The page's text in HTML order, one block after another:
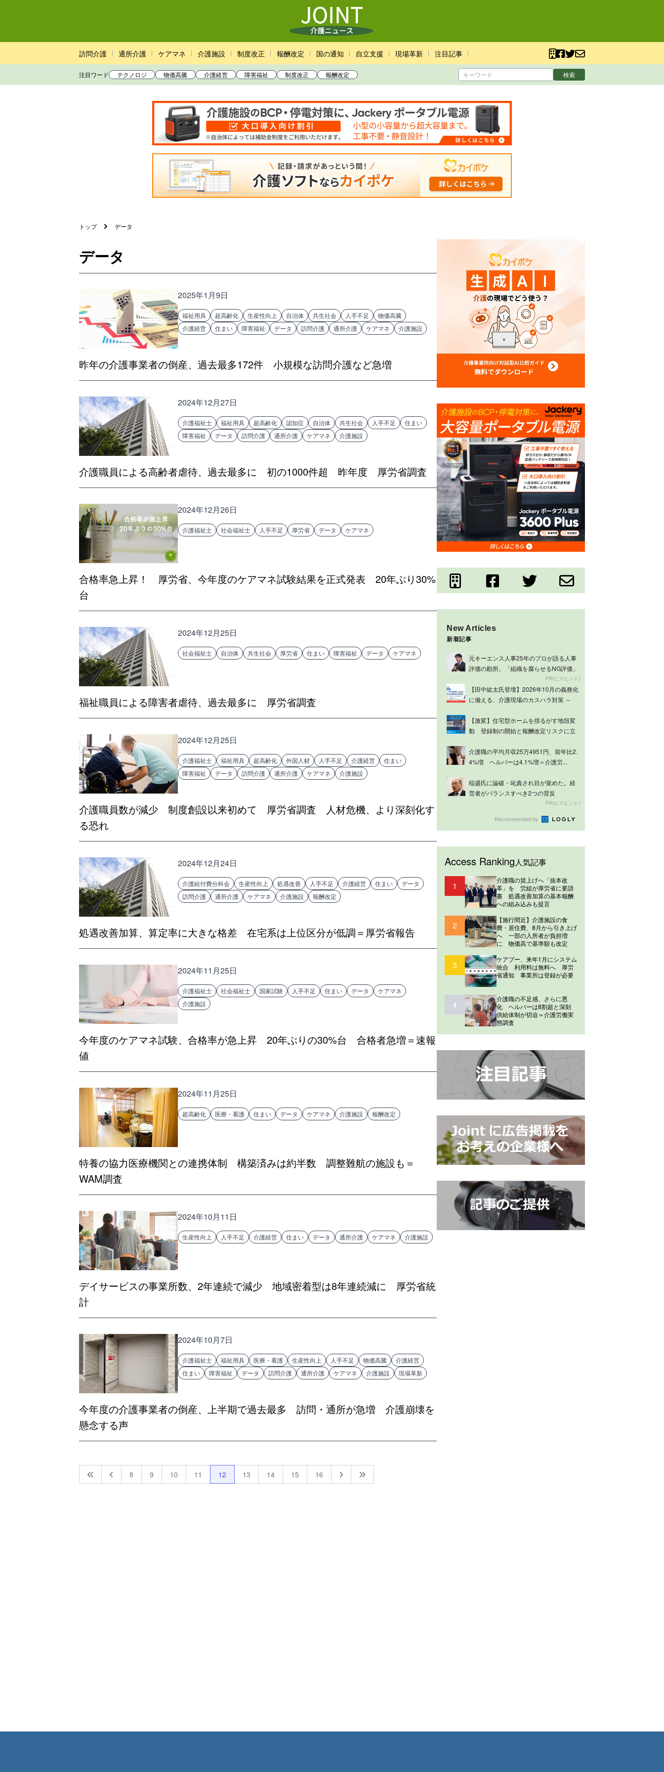
訪問介護 通所介護 ケアマネ 介護施設 制度改正 報酬改定 国の通知 自立支援 現場革新 注目記事
注目ワード テクノロジ 物価高騰 介護経営 障害福祉 制度改正 報酬改定 検索
トップ データ
データ
2025年1月9日
福祉用具 超高齢化 生産性向上 自治体 共生社会 人手不足
物価高騰
介護経営
住まい 障害福祉 データ 訪問介護 通所介護 ケアマネ 介護施設
昨年の介護事業者の倒産、過去最多172件 小規模な訪問介護など急増
2024年12月27日
介護福祉士 福祉用具 超高齢化 認知症 自治体 共生社会 人手不足
住まい
障害福祉
データ 訪問介護 通所介護 ケアマネ 介護施設
介護職員による高齢者虐待、過去最多に 初の1000件超 昨年度 厚労省調査
2024年12月26日
介護福祉士 社会福祉士 人手不足 厚労省 データ ケアマネ
合格率急上昇！ 厚労省、今年度のケアマネ試験結果を正式発表 20年ぶり30%
台
2024年12月25日
社会福祉士 自治体 共生社会 厚労省 住まい 障害福祉 データ ケアマネ
福祉職員による障害者虐待、過去最多に 厚労省調査
2024年12月25日
介護福祉士 福祉用具 超高齢化 外国人材 人手不足 介護経営
住まい
障害福祉
データ 訪問介護 通所介護 ケアマネ 介護施設
介護職員数が減少 制度創設以来初めて 厚労省調査 人材危機、より深刻化す
る恐れ
2024年12月24日
介護給付費分科会 生産性向上 処遇改善 人手不足 介護経営 住まい
データ
訪問介護
通所介護 ケアマネ 介護施設 報酬改定
処遇改善加算、算定率に大きな格差 在宅系は上位区分が低調＝厚労省報告
2024年11月25日
介護福祉士 社会福祉士 国家試験 人手不足 住まい データ
ケアマネ
介護施設
今年度のケアマネ試験、合格率が急上昇 20年ぶりの30%台 合格者急増＝速報
値
2024年11月25日
超高齢化 医療・看護 住まい データ ケアマネ 介護施設 報酬改定
特養の協力医療機関との連携体制 構築済みは約半数 調整難航の施設も＝
WAM調査
2024年10月11日
生産性向上 人手不足 介護経営 住まい データ 通所介護 ケアマネ 介護施設
デイサービスの事業所数、2年連続で減少 地域密着型は8年連続減に 厚労省統
計
2024年10月7日
介護福祉士 福祉用具 医療・看護 生産性向上 人手不足 物価高騰
介護経営
住まい
障害福祉 データ 訪問介護 通所介護 ケアマネ 介護施設 現場革新
今年度の介護事業者の倒産、上半期で過去最多 訪問・通所が急増 介護崩壊を
懸念する声
8 9 10 11 12 13 14 15 16
New Articles
新着記事
元キーエンス人事25年のプロが語る人事
評価の勘所。「組織を腐らせるNG評価」
PR(ビズヒント)
【田中紘太氏登壇】2026年10月の義務化
に備える、介護現場のカスハラ対策 ～
【激変】住宅型ホームを揺るがす地殻変
動 登録制の開始と報酬改定リスクに立
介護職の平均月収25万4951円、前年比2.
4%増 ヘルパーは4.1%増＝介護労...
稲盛氏に論破・叱責され目が覚めた。経
営者がバランスすべき2つの背反
PR(ビズヒント)
Recommended by
Access Ranking人気記事
1
介護職の賃上げへ「抜本改
革」を 労組が厚労省に要請
書 処遇改善加算の基本報酬
への組み込みも提言
2
【施行間近】介護施設の食
費・居住費、8月から引き上げ
へ 一部の入所者が負担増
に 物価高で基準額も改定
3
ケアプー、来年1月にシステム
統合 利用料は無料へ 厚労
省通知 事業所は登録が必要
4
介護職の不足感、さらに悪
化 ヘルパーは8割超と深刻
供給体制が切迫＝介護労働実
態調査